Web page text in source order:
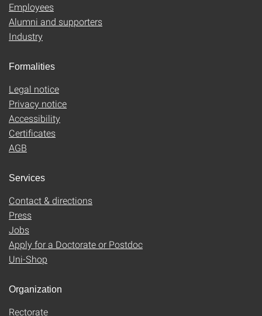
Employees
Alumni and supporters
Industry
Formalities
Legal notice
Privacy notice
Accessibility
Certificates
AGB
Services
Contact & directions
Press
Jobs
Apply for a Doctorate or Postdoc
Uni-Shop
Organization
Rectorate